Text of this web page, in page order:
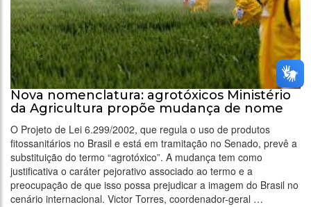
Nova nomenclatura: agrotóxicos Ministério
da Agricultura propõe mudança de nome
O Projeto de Lei 6.299/2002, que regula o uso de produtos
fitossanitários no Brasil e está em tramitação no Senado, prevê a
substituição do termo “agrotóxico”. A mudança tem como
justificativa o caráter pejorativo associado ao termo e a
preocupação de que isso possa prejudicar a imagem do Brasil no
cenário internacional. Victor Torres, coordenador-geral …